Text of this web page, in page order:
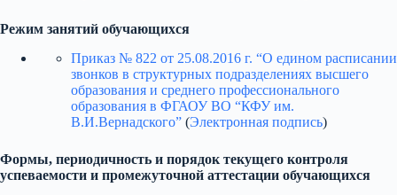
Режим занятий обучающихся
Приказ № 822 от 25.08.2016 г. “О едином расписании
звонков в структурных подразделениях высшего
образования и среднего профессионального
образования в ФГАОУ ВО “КФУ им.
В.И.Вернадского” (Электронная подпись)
Формы, периодичность и порядок текущего контроля
успеваемости и промежуточной аттестации обучающихся